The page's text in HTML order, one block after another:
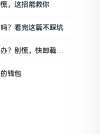
，这招能救你
？看完这篇不踩坑
？别慌，快卸载，
钱包